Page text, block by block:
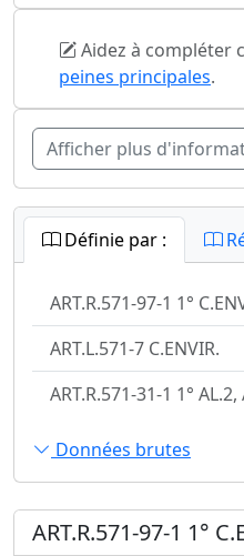
Aidez à compléter
peines principales.
Afficher plus
Définie par :
ART.R.571-97-1 1°
ART.L.571-7 C.ENVIR.
ART.R.571-31-1 1° AL.2,
Données brutes
ART.R.571-97-1 1°